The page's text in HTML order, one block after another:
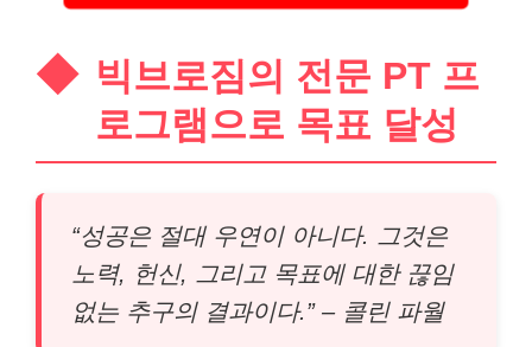
빅브로짐의 전문 PT 프
로그램으로 목표 달성
“성공은 절대 우연이 아니다. 그것은
노력, 헌신, 그리고 목표에 대한 끊임
없는 추구의 결과이다.” – 콜린 파월